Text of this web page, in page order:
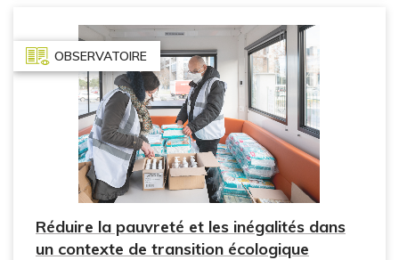
OBSERVATOIRE
Réduire la pauvreté et les inégalités dans
un contexte de transition écologique